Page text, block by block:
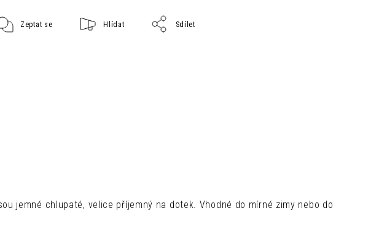
Zeptat se Hlídat Sdílet
jemné chlupaté, velice příjemný na dotek. Vhodné do mírné zimy nebo do